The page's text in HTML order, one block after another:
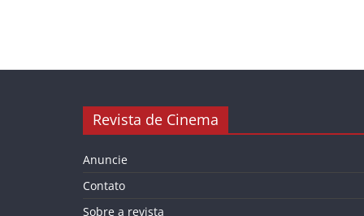
Revista de Cinema
Anuncie
Contato
Sobre a revista